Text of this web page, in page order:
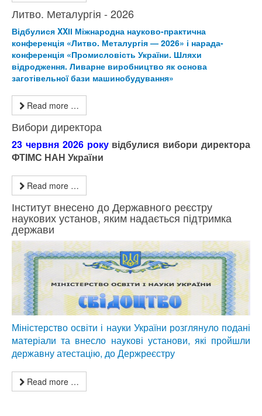
Литво. Металургія - 2026
Відбулися XXІІ Міжнародна науково-практична
конференція «Литво. Металургія — 2026» і нарада-
конференція «Промисловість України. Шляхи
відродження. Ливарне виробництво як основа
заготівельної бази машинобудування»
Read more …
Вибори директора
23 червня 2026 року відбулися вибори директора
ФТІМС НАН України
Read more …
Інститут внесено до Державного реєстру
наукових установ, яким надається підтримка
держави
Міністерство освіти і науки України розглянуло подані
матеріали та внесло наукові установи, які пройшли
державну атестацію, до Держреєстру
Read more …